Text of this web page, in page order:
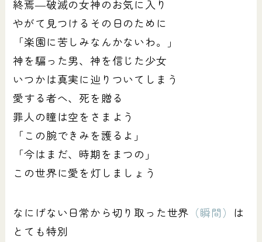
終焉―破滅の女神のお気に入り
やがて見つけるその日のために
「楽園に苦しみなんかないわ。」
神を騙った男、神を信じた少女
いつかは真実に辿りついてしまう
愛する者へ、死を贈る
罪人の瞳は空をさまよう
「この腕できみを護るよ」
「今はまだ、時期をまつの」
この世界に愛を灯しましょう
なにげない日常から切り取った世界 （瞬間）
は
とても特別